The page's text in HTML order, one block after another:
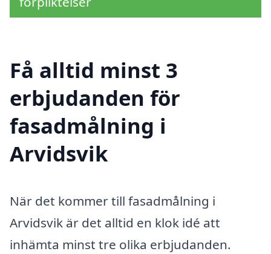
Få alltid minst 3
erbjudanden för
fasadmålning i
Arvidsvik
När det kommer till fasadmålning i
Arvidsvik är det alltid en klok idé att
inhämta minst tre olika erbjudanden.